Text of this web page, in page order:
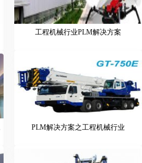
工程机械行业PLM解决方案
PLM解决方案之工程机械行业